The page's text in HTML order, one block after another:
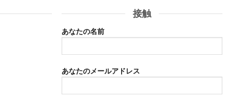
接触
あなたの名前
あなたのメールアドレス